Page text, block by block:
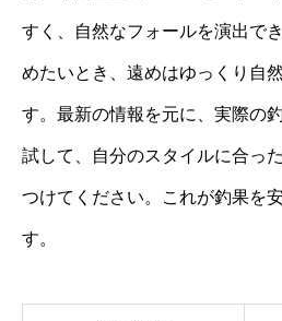
すく、自然なフォールを演出で
めたいとき、遠めはゆっくり自
す。最新の情報を元に、実際の
試して、自分のスタイルに合っ
つけてください。これが釣果を
す。